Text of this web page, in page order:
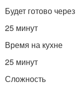
Будет готово через
25 минут
Время на кухне
25 минут
Сложность